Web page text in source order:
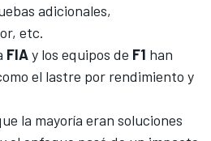
adicionales,
etc.
FIAy los equipos de F1 han
el lastre por rendimiento y
la mayoría eran soluciones